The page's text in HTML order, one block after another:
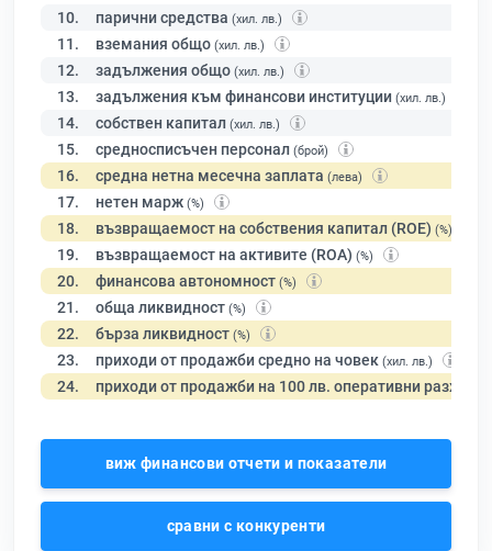
10. парични средства (хил. лв.)
11. вземания общо (хил. лв.)
12. задължения общо (хил. лв.)
13. задължения към финансови институции (хил. лв.)
14. собствен капитал (хил. лв.)
15. средносписъчен персонал (брой)
16. средна нетна месечна заплата (лева)
17. нетен марж (%)
18. възвращаемост на собствения капитал (ROE) (%)
19. възвращаемост на активите (ROA) (%)
20. финансова автономност (%)
21. обща ликвидност (%)
22. бърза ликвидност (%)
23. приходи от продажби средно на човек (хил. лв.)
24. приходи от продажби на 100 лв. оперативни разходи
виж финансови отчети и показатели
сравни с конкуренти